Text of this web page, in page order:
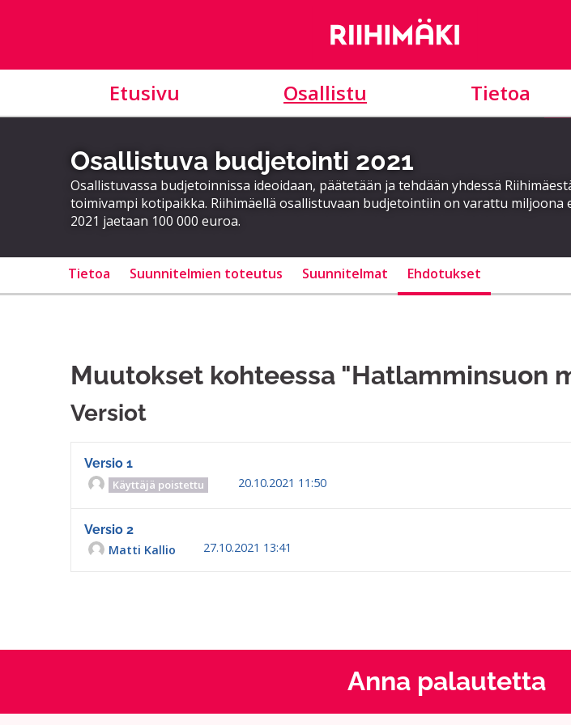
Etusivu Osallistu Tietoa
Osallistuva budjetointi 2021
Osallistuvassa budjetoinnissa ideoidaan, päätetään ja tehdään yhdessä
toimivampi kotipaikka. Riihimäellä osallistuvaan budjetointiin on varattu miljoona
2021 jaetaan 100 000 euroa.
Tietoa Suunnitelmien toteutus Suunnitelmat Ehdotukset
Muutokset kohteessa "Hatlamminsuon
Versiot
Versio 1
Käyttäjä poistettu 20.10.2021 11:50
Versio 2
Matti Kallio
27.10.2021 13:41
Anna palautetta